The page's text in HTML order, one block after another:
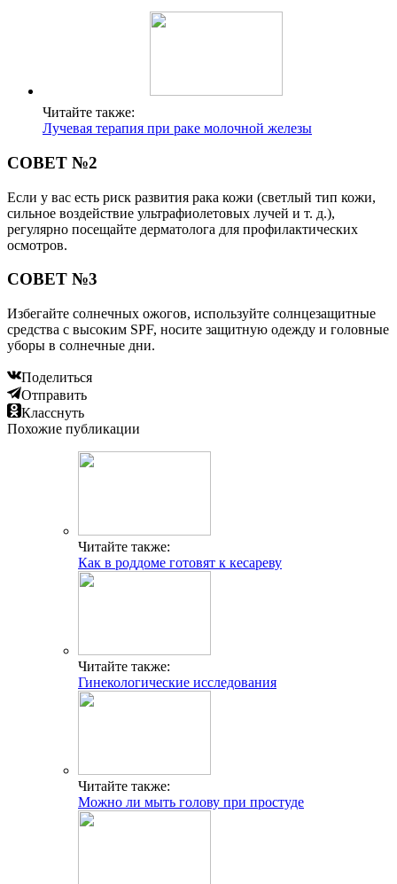
Читайте также:
Лучевая терапия при раке молочной железы
СОВЕТ №2
Если у вас есть риск развития рака кожи (светлый тип кожи,
сильное воздействие ультрафиолетовых лучей и т. д.),
регулярно посещайте дерматолога для профилактических
осмотров.
СОВЕТ №3
Избегайте солнечных ожогов, используйте солнцезащитные
средства с высоким SPF, носите защитную одежду и головные
уборы в солнечные дни.
Поделиться
Отправить
Класснуть
Похожие публикации
Читайте также:
Как в роддоме готовят к кесареву
Читайте также:
Гинекологические исследования
Читайте также:
Можно ли мыть голову при простуде